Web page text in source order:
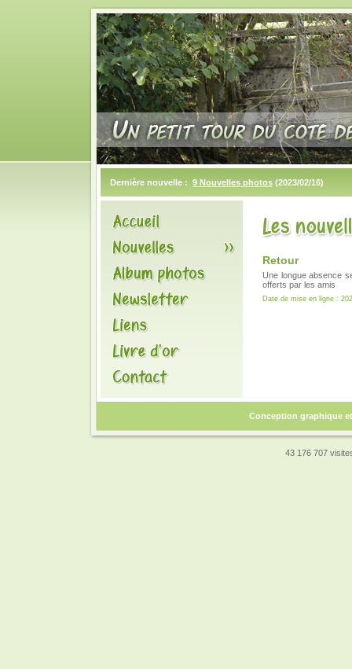
Dernière nouvelle : 9 Nouvelles photos (2023/02/16)
Retour
Une longue absence
offerts par les amis
Date de mise en ligne :
Conception graphique
43 176 707